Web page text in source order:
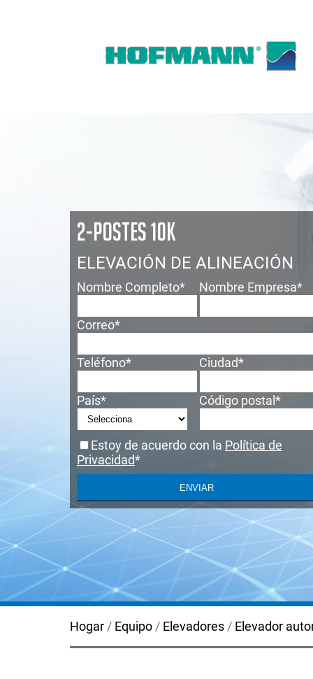
2-POSTES 10K
ELEVACIÓN DE ALINEACIÓN
Nombre Completo* Nombre Empresa*
Correo*
Teléfono* Ciudad*
País* Código postal *
Estoy de acuerdo con la Política de
Privacidad*
Hogar/ Equipo/ Elevadores/ Elevador